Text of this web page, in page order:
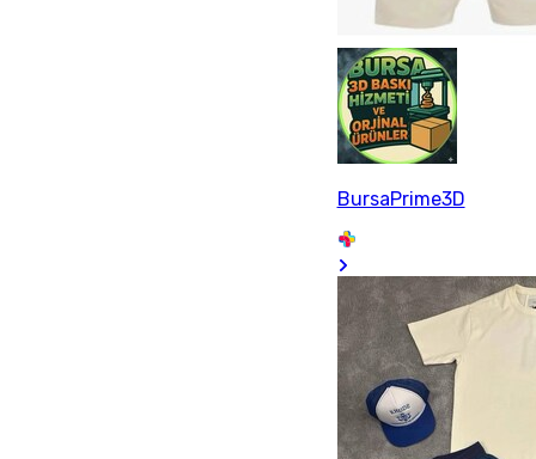
BursaPrime3D